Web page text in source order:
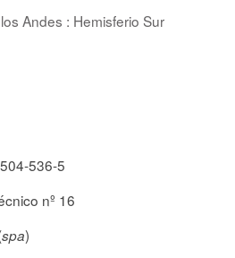
Andes : Hemisferio Sur
536-5
nº 16
spa)